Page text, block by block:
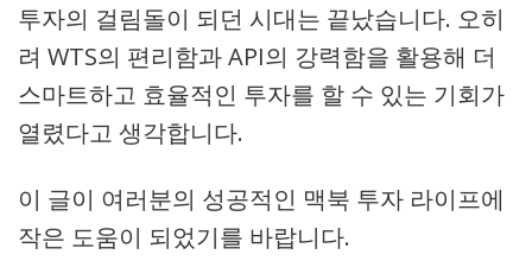
투자의 걸림돌이 되던 시대는 끝났습니다. 오히
려 WTS의 편리함과 API의 강력함을 활용해 더
스마트하고 효율적인 투자를 할 수 있는 기회가
열렸다고 생각합니다.
이 글이 여러분의 성공적인 맥북 투자 라이프에
작은 도움이 되었기를 바랍니다.